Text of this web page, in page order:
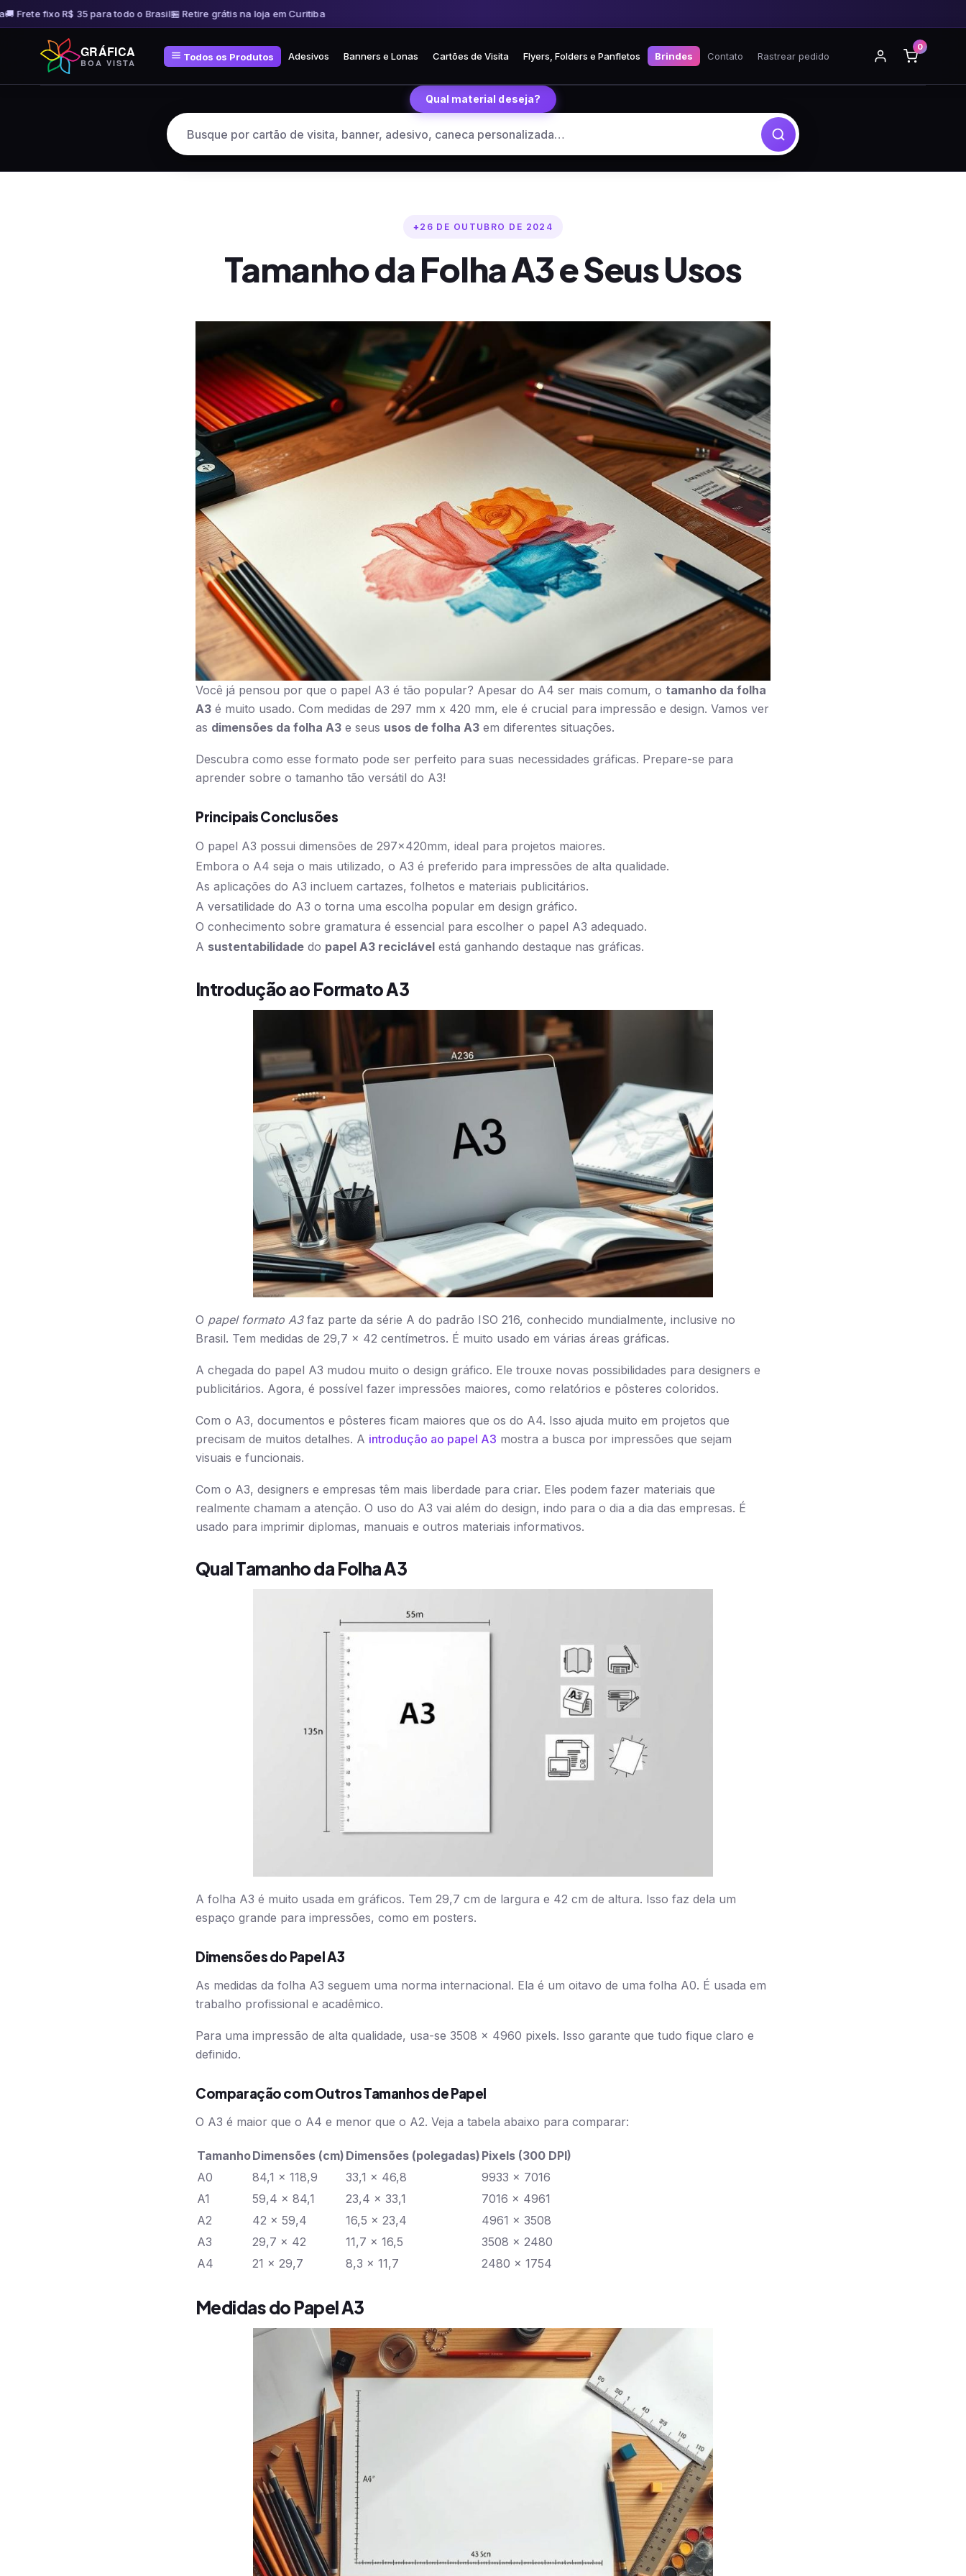
fixo R$ 35 para todo o Brasil🏪 Retire grátis na loja em Curitiba🚚 Frete fixo R$ 35 para todo o Brasil
conteúdo
GRÁFICA
BOA VISTA
Todos os Produtos Adesivos Banners e Lonas Cartões de Visita Flyers, Folders e Panfletos Brindes Contato Rastrear pedido
0
Qual material deseja?
26 DE OUTUBRO DE 2024
Tamanho da Folha A3 e Seus Usos
Você já pensou por que o papel A3 é tão popular? Apesar do A4 ser mais comum, o tamanho da folha
A3 é muito usado. Com medidas de 297 mm x 420 mm, ele é crucial para impressão e design. Vamos ver
as dimensões da folha A3 e seus usos de folha A3 em diferentes situações.
Descubra como esse formato pode ser perfeito para suas necessidades gráficas. Prepare-se para
aprender sobre o tamanho tão versátil do A3!
Principais Conclusões
O papel A3 possui dimensões de 297x420mm, ideal para projetos maiores.
Embora o A4 seja o mais utilizado, o A3 é preferido para impressões de alta qualidade.
As aplicações do A3 incluem cartazes, folhetos e materiais publicitários.
A versatilidade do A3 o torna uma escolha popular em design gráfico.
O conhecimento sobre gramatura é essencial para escolher o papel A3 adequado.
A sustentabilidade do papel A3 reciclável está ganhando destaque nas gráficas.
Introdução ao Formato A3
O papel formato A3faz parte da série A do padrão ISO 216, conhecido mundialmente, inclusive no
Brasil. Tem medidas de 29,7 x 42 centímetros. É muito usado em várias áreas gráficas.
A chegada do papel A3 mudou muito o design gráfico. Ele trouxe novas possibilidades para designers e
publicitários. Agora, é possível fazer impressões maiores, como relatórios e pôsteres coloridos.
Com o A3, documentos e pôsteres ficam maiores que os do A4. Isso ajuda muito em projetos que
precisam de muitos detalhes. A introdução ao papel A3 mostra a busca por impressões que sejam
visuais e funcionais.
Com o A3, designers e empresas têm mais liberdade para criar. Eles podem fazer materiais que
realmente chamam a atenção. O uso do A3 vai além do design, indo para o dia a dia das empresas. É
usado para imprimir diplomas, manuais e outros materiais informativos.
Qual Tamanho da Folha A3
A folha A3 é muito usada em gráficos. Tem 29,7 cm de largura e 42 cm de altura. Isso faz dela um
espaço grande para impressões, como em posters.
Dimensões do Papel A3
As medidas da folha A3 seguem uma norma internacional. Ela é um oitavo de uma folha A0. É usada em
trabalho profissional e acadêmico.
Para uma impressão de alta qualidade, usa-se 3508 x 4960 pixels. Isso garante que tudo fique claro e
definido.
Comparação com Outros Tamanhos de Papel
O A3 é maior que o A4 e menor que o A2. Veja a tabela abaixo para comparar:
TamanhoDimensões (cm) Dimensões (polegadas) Pixels (300 DPI)
A0
84,1 x 118,9 33,1 x 46,8
9933 x 7016
A1
59,4 x 84,1 23,4 x 33,1
7016 x 4961
A2
42 x 59,4 16,5 x 23,4
4961 x 3508
A3
29,7 x 42 11,7 x 16,5
3508 x 2480
A4
21 x 29,7 8,3 x 11,7 2480 x 1754
Medidas do Papel A3